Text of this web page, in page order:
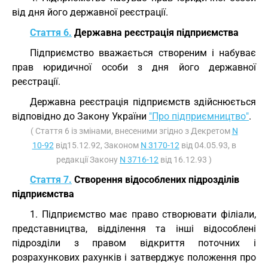
від дня його державної реєстрації.
Стаття 6. Державна реєстрація підприємства
Підприємство вважається створеним і набуває
прав юридичної особи з дня його державної
реєстрації.
Державна реєстрація підприємств здійснюється
відповідно до Закону України "Про підприємництво".
( Стаття 6 із змінами, внесеними згідно з Декретом N
10-92 від15.12.92, Законом N 3170-12 від 04.05.93, в
редакції Закону N 3716-12 від 16.12.93 )
Стаття 7. Створення відособлених підрозділів
підприємства
1. Підприємство має право створювати філіали,
представництва, відділення та інші відособлені
підрозділи з правом відкриття поточних і
розрахункових рахунків і затверджує положення про